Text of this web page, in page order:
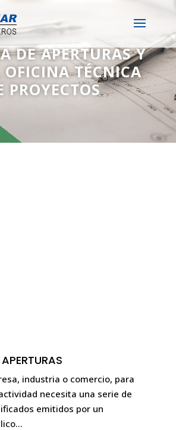
DE APERTURAS Y
OFICINA TÉCNICA
PROYECTOS
industria o comercio, para
necesita una serie de
emitidos por un